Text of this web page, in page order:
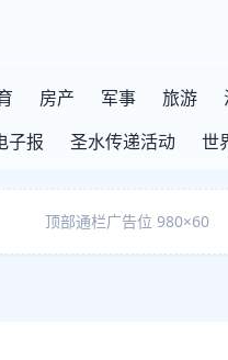
房产 军事 旅游
子报 圣水传递活动 世
顶部通栏广告位 980×60